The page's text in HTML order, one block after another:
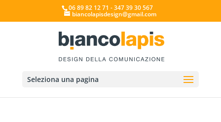
06 89 82 12 71 - 347 39 30 567
biancolapisdesign@gmail.com
Seleziona una pagina